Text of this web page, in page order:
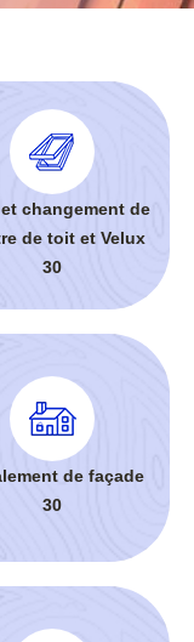
changement de
de toit et Velux
30
de façade
30